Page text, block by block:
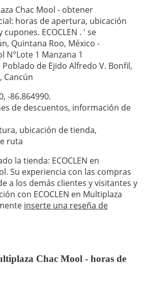
Chac Mool - obtener
horas de apertura, ubicación
ECOCLEN . ' se
Quintana Roo, México -
N°Lote 1 Manzana 1
de Ejido Alfredo V. Bonfil,
Cancún
-86.864990.
de descuentos, información de
ubicación de tienda,
ruta
la tienda: ECOCLEN en
Su experiencia con las compras
a los demás clientes y visitantes y
con ECOCLEN en Multiplaza
inserte una reseña de
Chac Mool - horas de